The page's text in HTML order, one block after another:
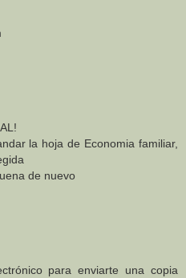
la hoja de Economia familiar,
de nuevo
para enviarte una copia